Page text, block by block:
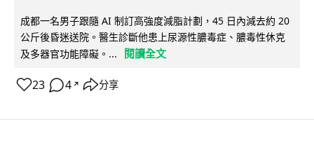
成都一名男子跟隨 AI 制訂高強度減脂計劃，45 日內減去約 20
公斤後昏迷送院。醫生診斷他患上尿源性膿毒症、膿毒性休克
及多器官功能障礙。...
閱讀全文
23 4 ↗ 分享